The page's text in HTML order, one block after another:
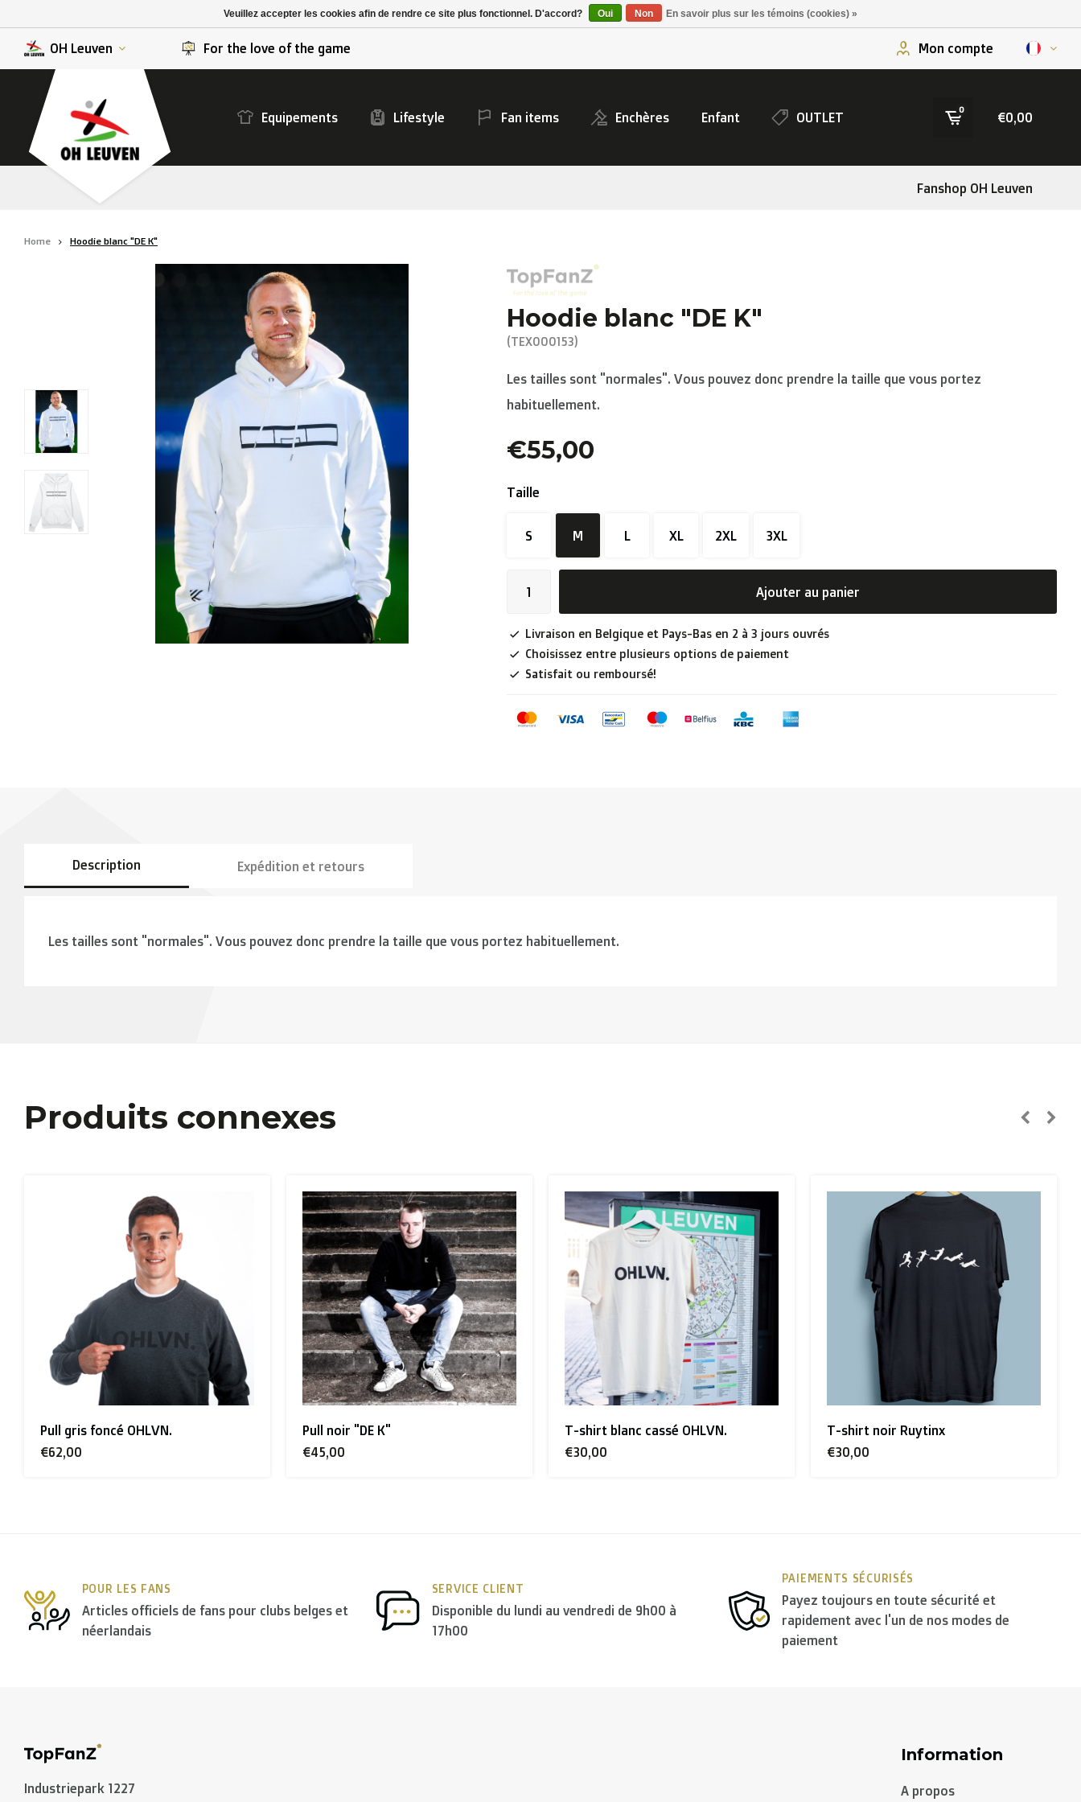
OH Leuven
/Fenix Premier Tech
For the love of the game
Mon compte
Equipements Lifestyle Fan items Enchères Enfant OUTLET
0
€0,00
Fanshop OH Leuven
Home Hoodie blanc "DE K"
Hoodie blanc "DE K"
(TEX000153)
Les tailles sont "normales". Vous pouvez donc prendre la taille que vous portez
habituellement.
€55,00
Taille
S M L XL 2XL 3XL
Ajouter au panier
Livraison en Belgique et Pays-Bas en 2 à 3 jours ouvrés
Choisissez entre plusieurs options de paiement
Satisfait ou remboursé!
Description Expédition et retours
Les tailles sont "normales". Vous pouvez donc prendre la taille que vous portez habituellement.
Produits connexes
Pull gris foncé OHLVN.
€62,00
Pull noir "DE K"
€45,00
T-shirt blanc cassé OHLVN.
€30,00
T-shirt noir Ruytinx
€30,00
POUR LES FANS
Articles officiels de fans pour clubs belges et
néerlandais
SERVICE CLIENT
Disponible du lundi au vendredi de 9h00 à
17h00
PAIEMENTS SÉCURISÉS
Payez toujours en toute sécurité et
rapidement avec l'un de nos modes de
paiement
Industriepark 1227
Information
A propos
Veuillez accepter les cookies afin de rendre ce site plus fonctionnel. D'accord? Oui Non En savoir plus sur les témoins (cookies) »